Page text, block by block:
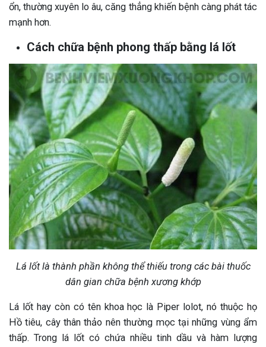
ổn, thường xuyên lo âu, căng thẳng khiến bệnh càng phát tác
mạnh hơn.
Cách chữa bệnh phong thấp bằng lá lốt
Lá lốt là thành phần không thể thiếu trong các bài thuốc
dân gian chữa bệnh xương khớp
Lá lốt hay còn có tên khoa học là Piper lolot, nó thuộc họ
Hồ tiêu, cây thân thảo nên thường mọc tại những vùng ẩm
thấp. Trong lá lốt có chứa nhiều tinh dầu và hàm lượng